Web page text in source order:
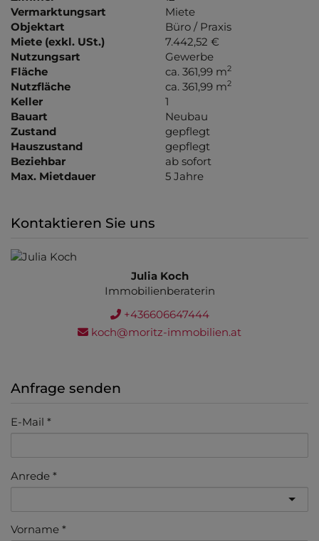
Vermarktungsart
Miete
Objektart
Büro / Praxis
Miete (exkl. USt.)
7.442,52 €
Nutzungsart
Gewerbe
Fläche
ca. 361,99 m2
Nutzfläche ca. 361,99 m2
Keller
1
Bauart
Neubau
Zustand
gepflegt
Hauszustand
gepflegt
Beziehbar
ab sofort
Max. Mietdauer
5 Jahre
Kontaktieren Sie uns
Julia Koch
Immobilienberaterin
+436606647444
koch@moritz-immobilien.at
Anfrage senden
E-Mail
Anrede
Vorname